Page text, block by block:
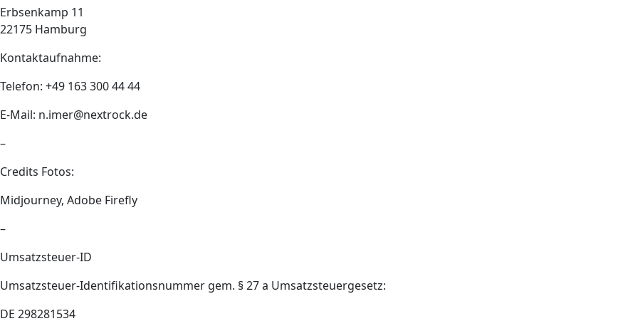
Erbsenkamp 11
22175 Hamburg
Kontaktaufnahme:
Telefon: +49 163 300 44 44
E-Mail: n.imer@nextrock.de
–
Credits Fotos:
Midjourney, Adobe Firefly
–
Umsatzsteuer-ID
Umsatzsteuer-Identifikationsnummer gem. § 27 a Umsatzsteuergesetz:
DE 298281534